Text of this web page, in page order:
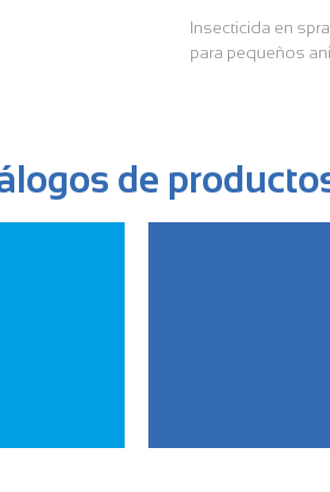
Insecticida en
para pequeños
de